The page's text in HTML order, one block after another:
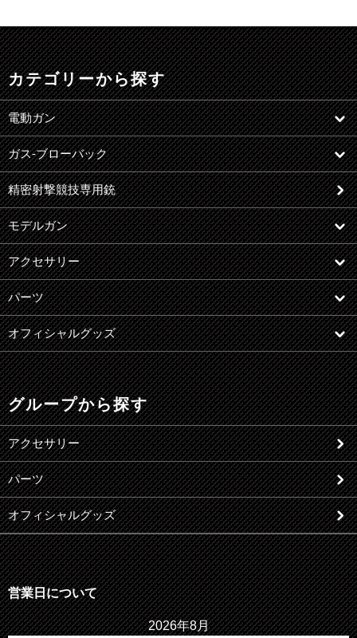
カテゴリーから探す
電動ガン
ガス-ブローバック
精密射撃競技専用銃
モデルガン
アクセサリー
パーツ
オフィシャルグッズ
グループから探す
アクセサリー
パーツ
オフィシャルグッズ
営業日について
2026年8月